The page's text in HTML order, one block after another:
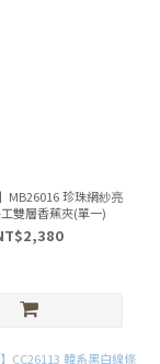
MB26016 珍珠網紗亮
雙層香蕉夾(單一)